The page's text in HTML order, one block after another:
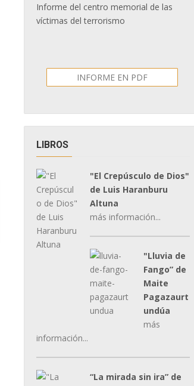
Informe del centro memorial de las
víctimas del terrorismo
INFORME EN PDF
LIBROS
"El Crepúsculo de Dios"
de Luis Haranburu
Altuna
más información...
"Lluvia de
Fango” de
Maite
Pagazaurt
undúa
más
información...
“La mirada sin ira” de